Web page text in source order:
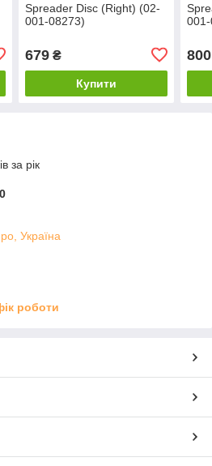
Spreader Disc (Right) (02-
001-08273)
679₴
Купити
800
за рік
Україна
роботи